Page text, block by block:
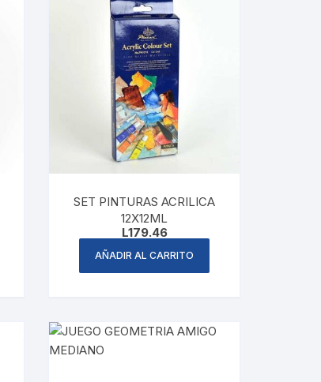
SET PINTURAS ACRILICA
12X12ML
L179.46
AÑADIR AL CARRITO